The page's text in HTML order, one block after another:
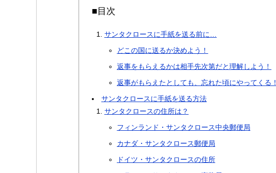
■目次
サンタクロースに手紙を送る前に…
どこの国に送るか決めよう！
返事をもらえるかは相手先次第だと理解しよう！
返事がもらえたとしても、忘れた頃にやってくる！
サンタクロースに手紙を送る方法
サンタクロースの住所は？
フィンランド・サンタクロース中央郵便局
カナダ・サンタクロース郵便局
ドイツ・サンタクロースの住所